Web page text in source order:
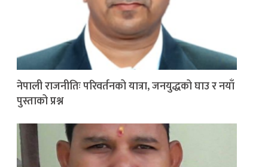
नेपाली राजनीतिः परिवर्तनको यात्रा, जनयुद्धको घाउ र नयाँ
पुस्ताको प्रश्न